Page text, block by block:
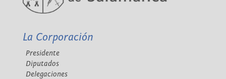
La Corporación
Presidente
Diputados
Delegaciones